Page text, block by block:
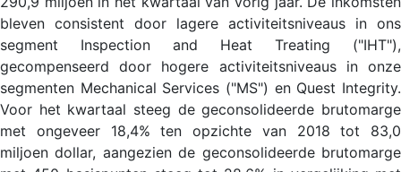
bleven consistent door lagere activiteitsniveaus in ons
segment Inspection and Heat Treating ("IHT"),
gecompenseerd door hogere activiteitsniveaus in onze
segmenten Mechanical Services ("MS") en Quest Integrity.
Voor het kwartaal steeg de geconsolideerde brutomarge
met ongeveer 18,4% ten opzichte van 2018 tot 83,0
miljoen dollar, aangezien de geconsolideerde brutomarge